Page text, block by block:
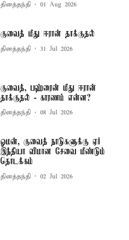
தினத்தந்தி 01 Aug 2026
குவைத் மீது ஈரான் தாக்குதல்
தினத்தந்தி 31 Jul 2026
குவைத், பஹ்ரைன் மீது ஈரான்
தாக்குதல் - காரணம் என்ன?
தினத்தந்தி 08 Jul 2026
ஓமன், குவைத் நாடுகளுக்கு ஏர்
இந்தியா விமான சேவை மீண்டும்
தொடக்கம்
தினத்தந்தி 02 Jul 2026